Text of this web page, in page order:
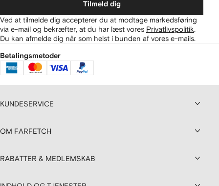
Tilmeld dig
Ved at tilmelde dig accepterer du at modtage markedsføring
via e-mail og bekræfter, at du har læst vores Privatlivspolitik
Du kan afmelde dig når som helst i bunden af vores e-mails.
Betalingsmetoder
KUNDESERVICE
OM FARFETCH
RABATTER & MEDLEMSKAB